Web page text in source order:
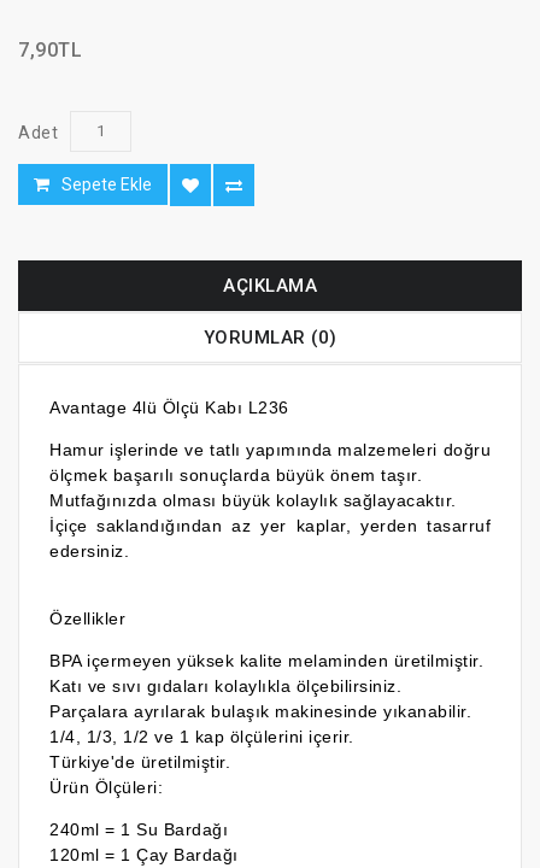
7,90TL
Adet
Sepete Ekle
AÇIKLAMA
YORUMLAR (0)
Avantage 4lü Ölçü Kabı L236
Hamur işlerinde ve tatlı yapımında malzemeleri doğru
ölçmek başarılı sonuçlarda büyük önem taşır.
Mutfağınızda olması büyük kolaylık sağlayacaktır.
İçiçe saklandığından az yer kaplar, yerden tasarruf
edersiniz.
Özellikler
BPA içermeyen yüksek kalite melaminden üretilmiştir.
Katı ve sıvı gıdaları kolaylıkla ölçebilirsiniz.
Parçalara ayrılarak bulaşık makinesinde yıkanabilir.
1/4, 1/3, 1/2 ve 1 kap ölçülerini içerir.
Türkiye'de üretilmiştir.
Ürün Ölçüleri:
240ml = 1 Su Bardağı
120ml = 1 Çay Bardağı